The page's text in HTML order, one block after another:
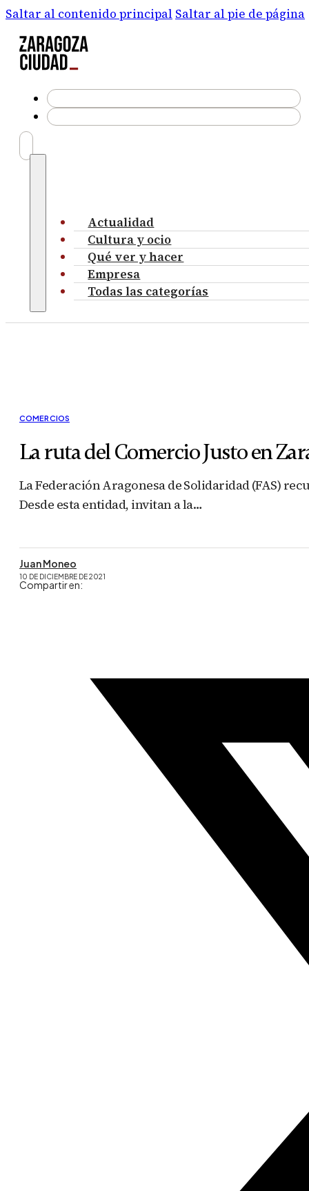
Saltar al contenido principal Saltar al pie de página
Actualidad
Cultura y ocio
Qué ver y hacer
Empresa
Todas las categorías
COMERCIOS
La ruta del Comercio Justo en
La Federación Aragonesa de Solidaridad (FAS)
Desde esta entidad, invitan a la…
Juan Moneo
10 DE DICIEMBRE DE 2021
Compartir en: